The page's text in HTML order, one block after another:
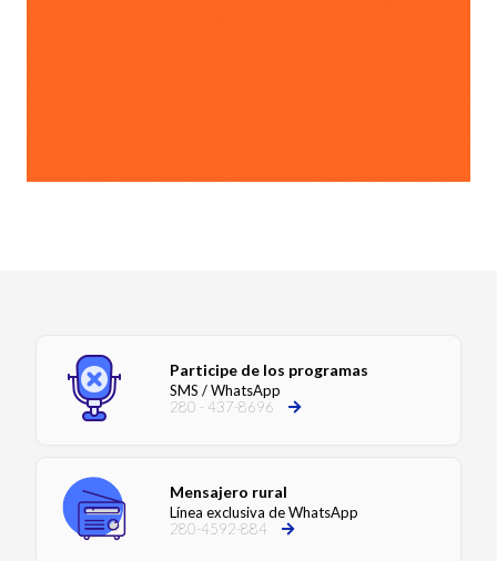
Participe de los programas
SMS / WhatsApp
280 - 437-8696
Mensajero rural
Línea exclusiva de WhatsApp
280-4592-884